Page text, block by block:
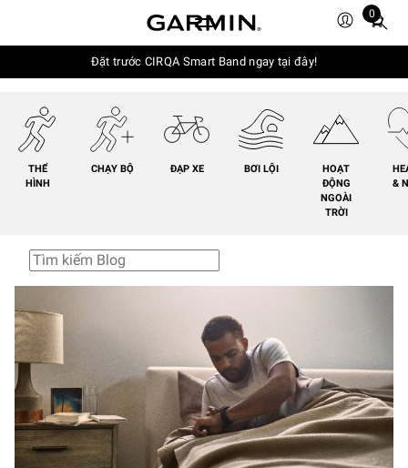
0
Total
cart:
Đặt trước CIRQA Smart Band ngay tại đây!
THỂ
HÌNH
CHẠY BỘ ĐẠP XE BƠI LỘI
HOẠT
ĐỘNG
NGOÀI
TRỜI
&